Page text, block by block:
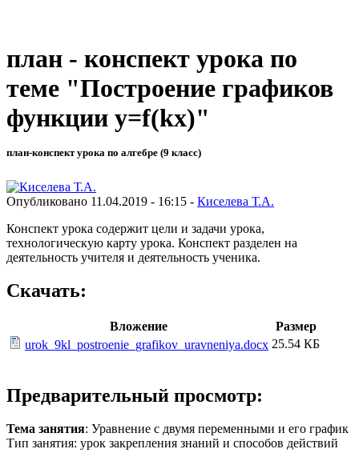
план - конспект урока по
теме "Построение графиков
функции у=f(kx)"
план-конспект урока по алгебре (9 класс)
Опубликовано 11.04.2019 - 16:15 - Киселева Т.А.
Конспект урока содержит цели и задачи урока,
технологическую карту урока. Конспект разделен на
деятельность учителя и деятельность ученика.
Скачать:
Вложение
Размер
urok_9kl_postroenie_grafikov_uravneniya.docx 25.54 КБ
Предварительный просмотр:
Тема занятия: Уравнение с двумя переменными и его график
Тип занятия: урок закрепления знаний и способов действий